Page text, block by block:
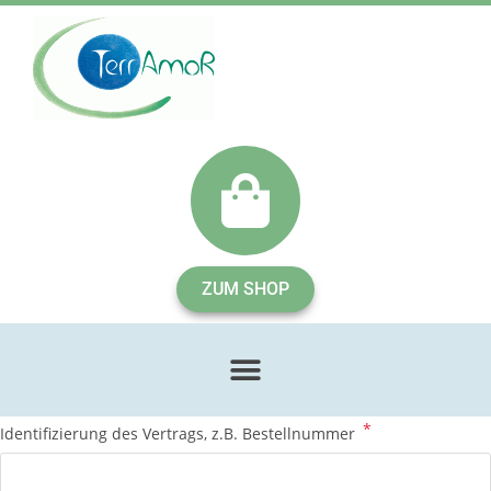
ZUM SHOP
Identifizierung des Vertrags, z.B. Bestellnummer *